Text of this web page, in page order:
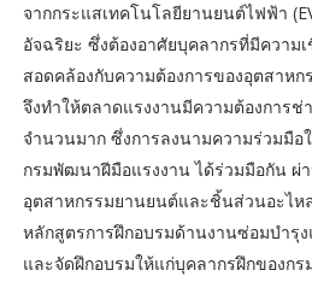
จากกระแสเทคโนโลยียานยนต์ไฟฟ้า
อัจฉริยะ ซึ่งต้องอาศัยบุคลากรที่มีความ
สอดคล้องกับความต้องการของอุตสาห
จึงทำให้ตลาดแรงงานมีความต้องการ
จำนวนมาก ซึ่งการลงนามความร่วมมือ
กรมพัฒนาฝีมือแรงงาน ได้ร่วมมือกัน
อุตสาหกรรมยานยนต์และชิ้นส่วนอะไห
หลักสูตรการฝึกอบรมด้านงานซ่อมบำรุ
และจัดฝึกอบรมให้แก่บุคลากรฝึกของก